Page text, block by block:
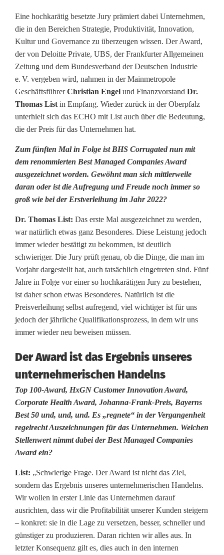
a
t
e
d
g
e
h
ö
r
t
z
u
d
e
n
b
e
s
t
g
e
f
ü
h
r
e
n
Eine hochkarätig besetzte Jury prämiert dabei Unternehmen,
die in den Bereichen Strategie, Produktivität, Innovation,
Kultur und Governance zu überzeugen wissen. Der Award,
der von Deloitte Private, UBS, der Frankfurter Allgemeinen
Zeitung und dem Bundesverband der Deutschen Industrie
e. V. vergeben wird, nahmen in der Mainmetropole
GeschäftsführerChristian Engel und Finanzvorstand Dr.
Thomas List in Empfang. Wieder zurück in der Oberpfalz
unterhielt sich das ECHO mit List auch über die Bedeutung,
die der Preis für das Unternehmen hat.
Zum fünften Mal in Folge ist BHS Corrugated nun mit
dem renommierten Best Managed Companies Award
ausgezeichnet worden. Gewöhnt man sich mittlerweile
daran oder ist die Aufregung und Freude noch immer so
groß wie bei der Erstverleihung im Jahr 2022?
Dr. Thomas List: Das erste Mal ausgezeichnet zu werden,
war natürlich etwas ganz Besonderes. Diese Leistung jedoch
immer wieder bestätigt zu bekommen, ist deutlich
schwieriger. Die Jury prüft genau, ob die Dinge, die man im
Vorjahr dargestellt hat, auch tatsächlich eingetreten sind. Fünf
Jahre in Folge vor einer so hochkarätigen Jury zu bestehen,
ist daher schon etwas Besonderes. Natürlich ist die
Preisverleihung selbst aufregend, viel wichtiger ist für uns
jedoch der jährliche Qualifikationsprozess, in dem wir uns
immer wieder neu beweisen müssen.
Der Award ist das Ergebnis unseres
unternehmerischen Handelns
Top 100-Award, HxGN Customer Innovation Award,
Corporate Health Award, Johanna-Frank-Preis, Bayerns
Best 50 und, und, und. Es „regnete“ in der Vergangenheit
regelrecht Auszeichnungen für das Unternehmen. Welchen
Stellenwert nimmt dabei der Best Managed Companies
Award ein?
List: „Schwierige Frage. Der Award ist nicht das Ziel,
sondern das Ergebnis unseres unternehmerischen Handelns.
Wir wollen in erster Linie das Unternehmen darauf
ausrichten, dass wir die Profitabilität unserer Kunden steigern
– konkret: sie in die Lage zu versetzen, besser, schneller und
günstiger zu produzieren. Daran richten wir alles aus. In
letzter Konsequenz gilt es, dies auch in den internen